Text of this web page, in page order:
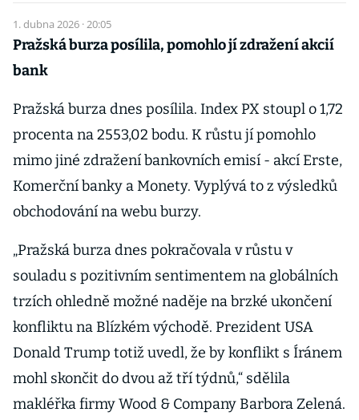
1. dubna 2026 · 20:05
Pražská burza posílila, pomohlo jí zdražení akcií
bank
Pražská burza dnes posílila. Index PX stoupl o 1,72
procenta na 2553,02 bodu. K růstu jí pomohlo
mimo jiné zdražení bankovních emisí - akcí Erste,
Komerční banky a Monety. Vyplývá to z výsledků
obchodování na webu burzy.
„Pražská burza dnes pokračovala v růstu v
souladu s pozitivním sentimentem na globálních
trzích ohledně možné naděje na brzké ukončení
konfliktu na Blízkém východě. Prezident USA
Donald Trump totiž uvedl, že by konflikt s Íránem
mohl skončit do dvou až tří týdnů,“ sdělila
makléřka firmy Wood & Company Barbora Zelená.